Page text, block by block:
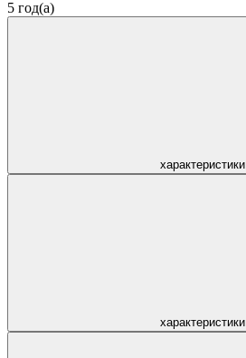
5 год(а)
характеристики
характеристики